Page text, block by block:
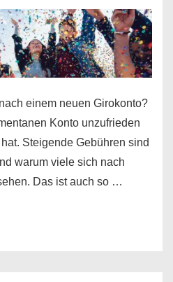
einem neuen Girokonto?
Konto unzufrieden
Steigende Gebühren sind
warum viele sich nach
Das ist auch so …